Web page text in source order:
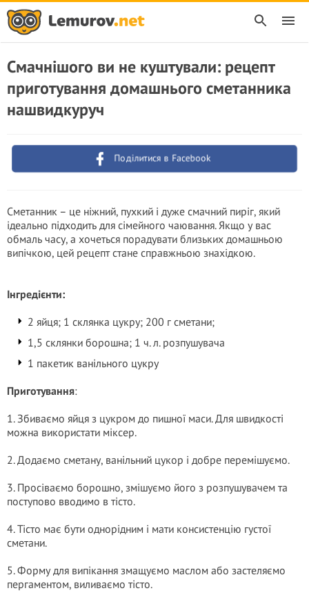
Смачнішого ви не куштували: рецепт
приготування домашнього сметанника
нашвидкуруч
Поділитися в Facebook
Сметанник – це ніжний, пухкий і дуже смачний пиріг, який
ідеально підходить для сімейного чаювання. Якщо у вас
обмаль часу, а хочеться порадувати близьких домашньою
випічкою, цей рецепт стане справжньою знахідкою.
Інгредієнти:
2 яйця; 1 склянка цукру; 200 г сметани;
1,5 склянки борошна; 1 ч. л. розпушувача
1 пакетик ванільного цукру
Приготування:
1. Збиваємо яйця з цукром до пишної маси. Для швидкості
можна використати міксер.
2. Додаємо сметану, ванільний цукор і добре перемішуємо.
3. Просіваємо борошно, змішуємо його з розпушувачем та
поступово вводимо в тісто.
4. Тісто має бути однорідним і мати консистенцію густої
сметани.
5. Форму для випікання змащуємо маслом або застеляємо
пергаментом, виливаємо тісто.